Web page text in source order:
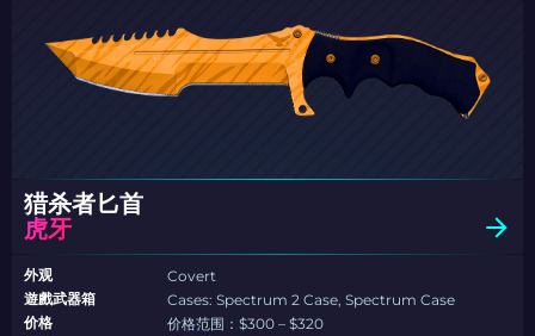
猎杀者匕首
虎牙
外观
Covert
遊戲武器箱
Cases: Spectrum 2 Case, Spectrum Case
价格
价格范围：$300 – $320